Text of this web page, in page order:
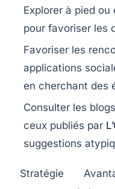
Explorer à pied
pour favoriser les
Favoriser les
applications
en cherchant des
Consulter les
ceux publiés par
suggestions
Stratégie